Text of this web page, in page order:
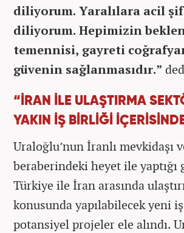
diliyorum. Yaralılara acil
diliyorum. Hepimizin
temennisi, gayreti
güvenin sağlanmasıdır.”
“İRAN İLE ULAŞTIRMA
YAKIN İŞ BİRLİĞİ
Uraloğlu’nun İranlı mevkidaşı
beraberindeki heyet ile yaptığı
Türkiye ile İran arasında
konusunda yapılabilecek yeni
potansiyel projeler ele alındı.